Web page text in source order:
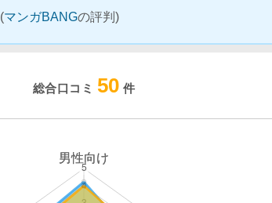
(マンガBANGの評判)
総合口コミ 50 件